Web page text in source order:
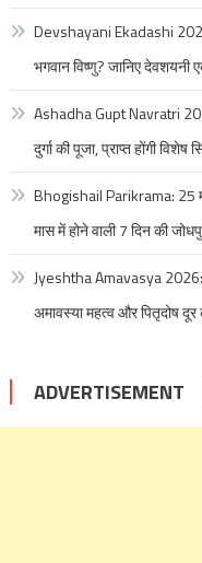
Devshayani Ekadashi
भगवान विष्णु? जानिए देवशयनी
Ashadha Gupt Navratri
दुर्गा की पूजा, प्राप्त होंगी विशेष
Bhogishail Parikrama: 25
मास में होने वाली 7 दिन की
Jyeshtha Amavasya 2026:
अमावस्या महत्व और पितृदोष
ADVERTISEMENT